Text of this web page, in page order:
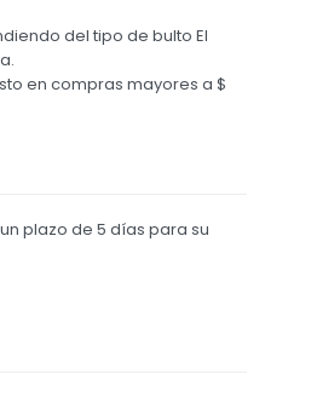
del tipo de bulto El
en compras mayores a $
plazo de 5 días para su